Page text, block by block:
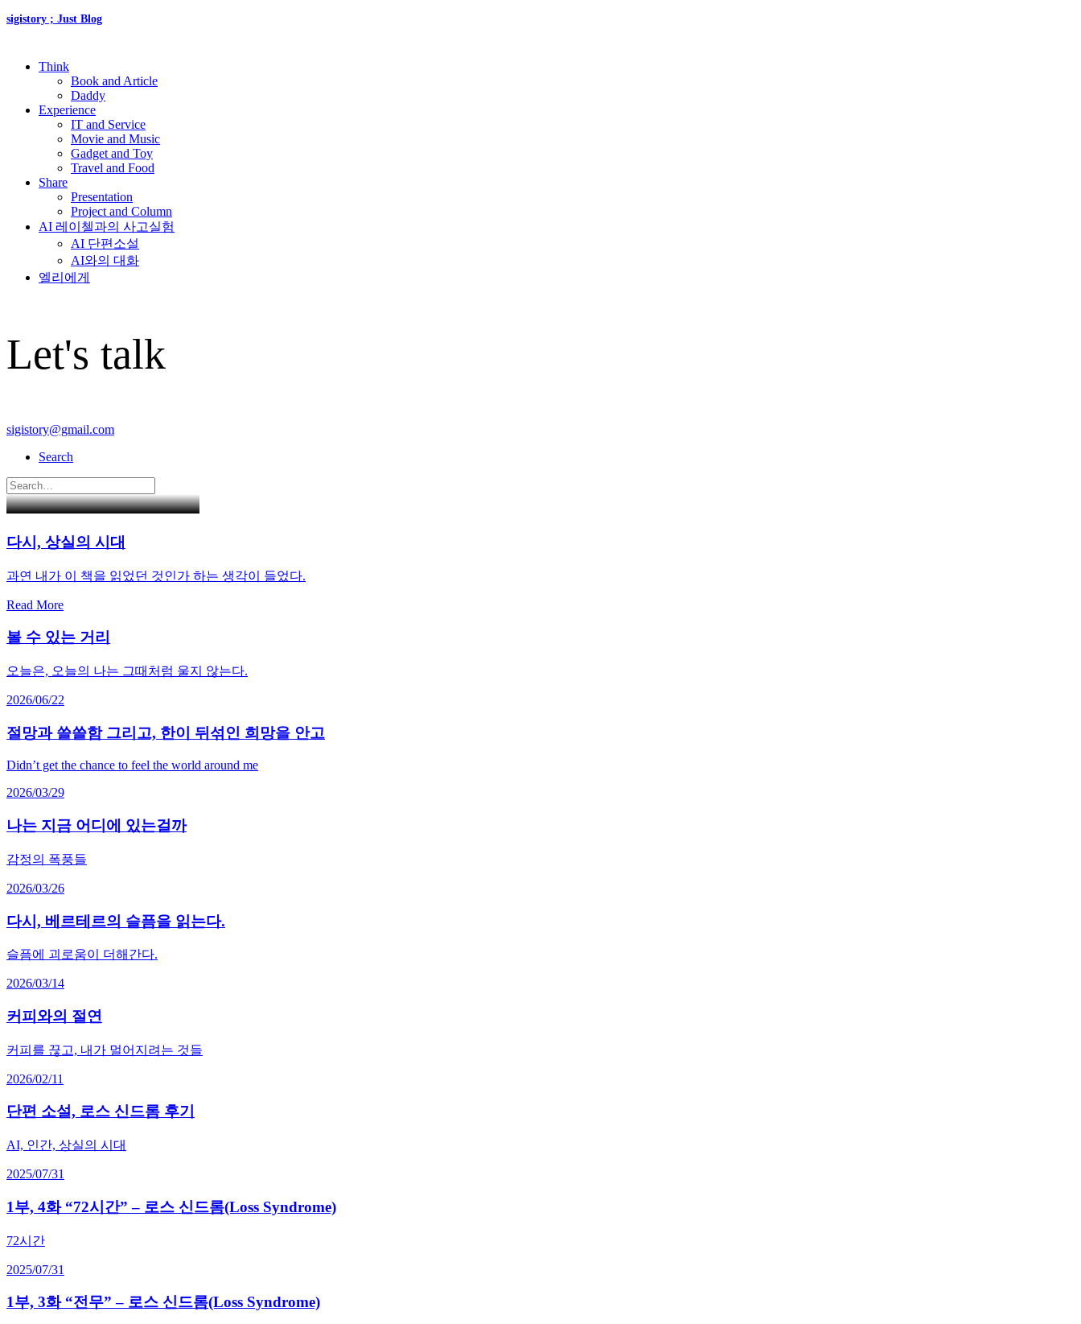
sigistory ; Just Blog
Think
Book and Article
Daddy
Experience
IT and Service
Movie and Music
Gadget and Toy
Travel and Food
Share
Presentation
Project and Column
AI 레이첼과의 사고실험
AI 단편소설
AI와의 대화
엘리에게
Let's talk
sigistory@gmail.com
Search
다시, 상실의 시대
과연 내가 이 책을 읽었던 것인가 하는 생각이 들었다.
Read More
볼 수 있는 거리
오늘은, 오늘의 나는 그때처럼 울지 않는다.
2026/06/22
절망과 쓸쓸함 그리고, 한이 뒤섞인 희망을 안고
Didn’t get the chance to feel the world around me
2026/03/29
나는 지금 어디에 있는걸까
감정의 폭풍들
2026/03/26
다시, 베르테르의 슬픔을 읽는다.
슬픔에 괴로움이 더해간다.
2026/03/14
커피와의 절연
커피를 끊고, 내가 멀어지려는 것들
2026/02/11
단편 소설, 로스 신드롬 후기
AI, 인간, 상실의 시대
2025/07/31
1부, 4화 “72시간” – 로스 신드롬(Loss Syndrome)
72시간
2025/07/31
1부, 3화 “전무” – 로스 신드롬(Loss Syndrome)